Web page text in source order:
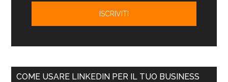
COME USARE LINKEDIN PER IL TUO BUSINESS